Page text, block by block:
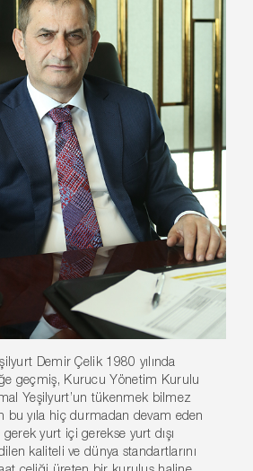
Demir Çelik 1980 yılında
geçmiş, Kurucu Yönetim Kurulu
Yeşilyurt’un tükenmek bilmez
bu yıla hiç durmadan devam eden
yurt içi gerekse yurt dışı
kaliteli ve dünya standartlarını